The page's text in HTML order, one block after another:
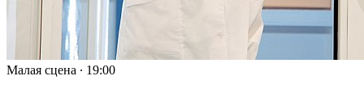
Малая сцена ∙ 19:00